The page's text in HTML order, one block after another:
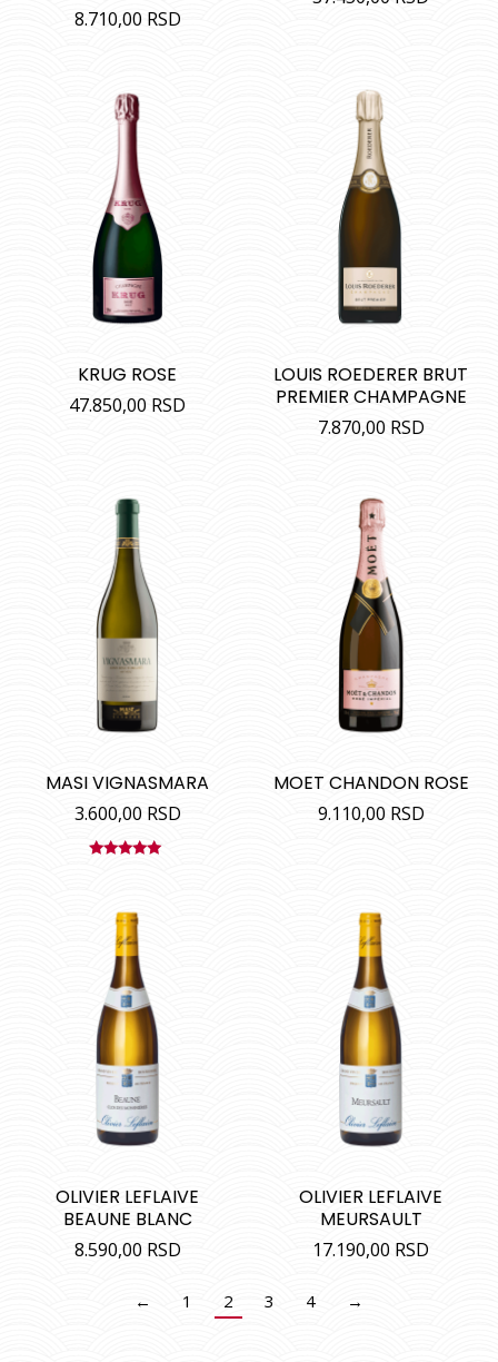
8.710,00 RSD
KRUG ROSE
47.850,00 RSD
LOUIS ROEDERER BRUT
PREMIER CHAMPAGNE
7.870,00 RSD
MASI VIGNASMARA
3.600,00 RSD
MOET CHANDON ROSE
9.110,00 RSD
OLIVIER LEFLAIVE
BEAUNE BLANC
8.590,00 RSD
OLIVIER LEFLAIVE
MEURSAULT
17.190,00 RSD
← 1 2 3 4 →